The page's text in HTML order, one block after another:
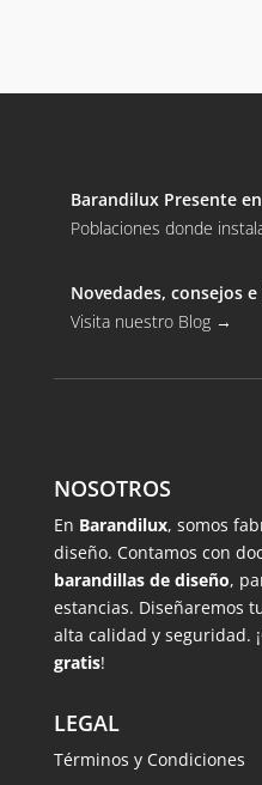
Barandilux Presente
Poblaciones donde
Novedades, consejos
Visita nuestro Blog →
NOSOTROS
En Barandilux, somos
diseño. Contamos con
barandillas de diseño,
estancias. Diseñaremos
alta calidad y seguridad. ¡
gratis!
LEGAL
Términos y Condiciones